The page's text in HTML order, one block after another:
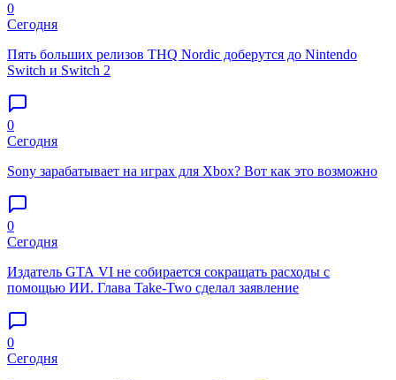
0
Сегодня
Пять больших релизов THQ Nordic доберутся до Nintendo
Switch и Switch 2
0
Сегодня
Sony зарабатывает на играх для Xbox? Вот как это возможно
0
Сегодня
Издатель GTA VI не собирается сокращать расходы с
помощью ИИ. Глава Take-Two сделал заявление
0
Сегодня